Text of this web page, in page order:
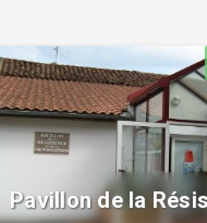
permettent de s'approcher
marécageuse.
Pavillon de la